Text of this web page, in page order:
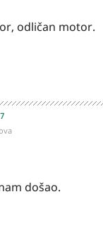
odličan motor.
došao.